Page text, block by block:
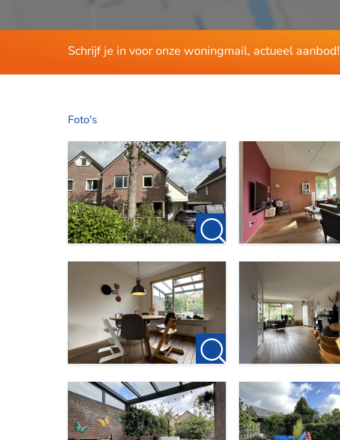
Schrijf je in voor onze woningmail, actueel aanbod!
Foto's